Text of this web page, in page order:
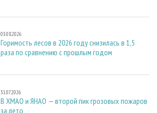
03.08.2026
Горимость лесов в 2026 году снизилась в 1,5
раза по сравнению с прошлым годом
31.07.2026
В ХМАО и ЯНАО — второй пик грозовых пожаров
за лето